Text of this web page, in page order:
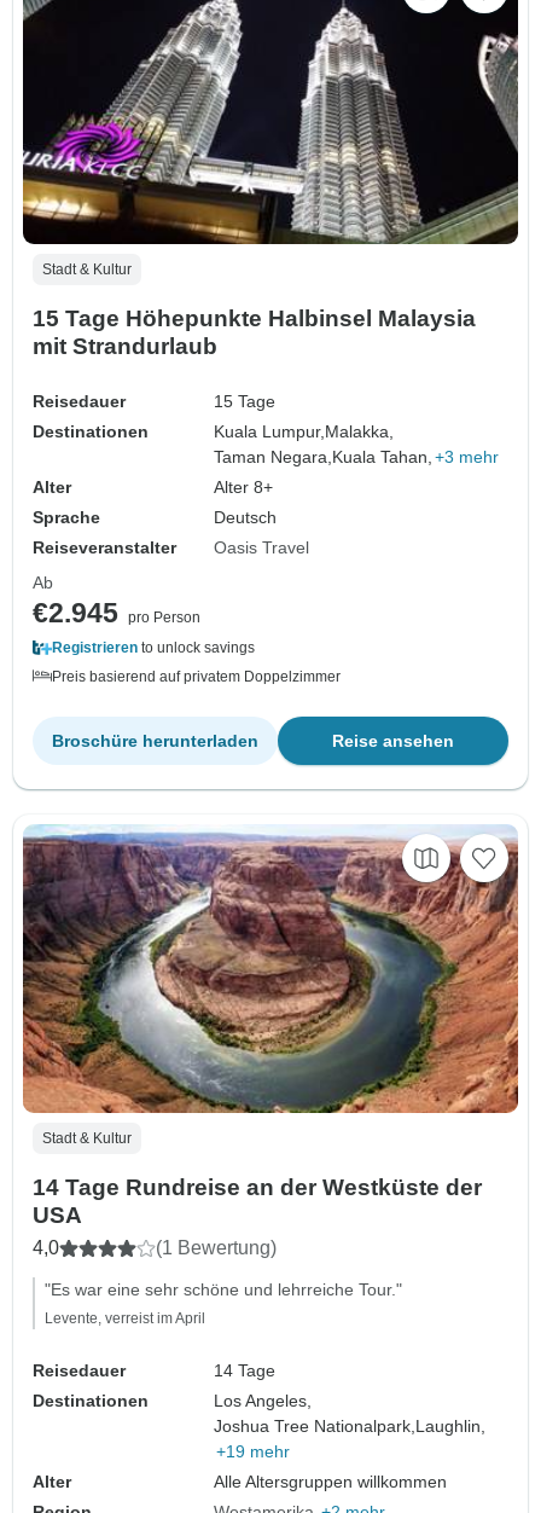
Stadt & Kultur
15 Tage Höhepunkte Halbinsel Malaysia
mit Strandurlaub
Reisedauer
15 Tage
Destinationen
Kuala Lumpur, Malakka,
Taman Negara, Kuala Tahan, +3 mehr
Alter
Alter 8+
Sprache
Deutsch
Reiseveranstalter
Oasis Travel
Ab
€2.945 pro Person
Registrieren to unlock savings
Preis basierend auf privatem Doppelzimmer
Reise ansehen
Broschüre herunterladen
Stadt & Kultur
14 Tage Rundreise an der Westküste der
USA
4,0 (1 Bewertung)
"Es war eine sehr schöne und lehrreiche Tour."
Levente, verreist im April
Reisedauer
14 Tage
Destinationen
Los Angeles,
Joshua Tree Nationalpark, Laughlin,
+19 mehr
Alter
Alle Altersgruppen willkommen